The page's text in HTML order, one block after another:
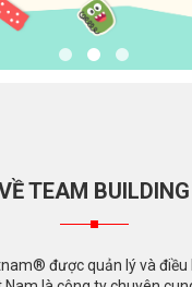
VỀ TEAM BUILDING
được quản lý và điều